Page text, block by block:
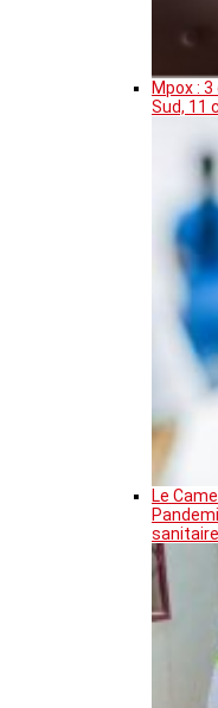
Mpox :
Sud, 11
Le
sanitaire